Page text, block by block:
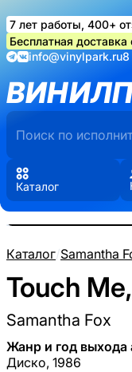
7 лет работы, 400+
Бесплатная
info@vinylpark.ru8
Каталог
Каталог/Samantha
Touch
Samantha Fox
Жанр и год выхода
Диско, 1986
Реальные фото
Нажмите, чтобы